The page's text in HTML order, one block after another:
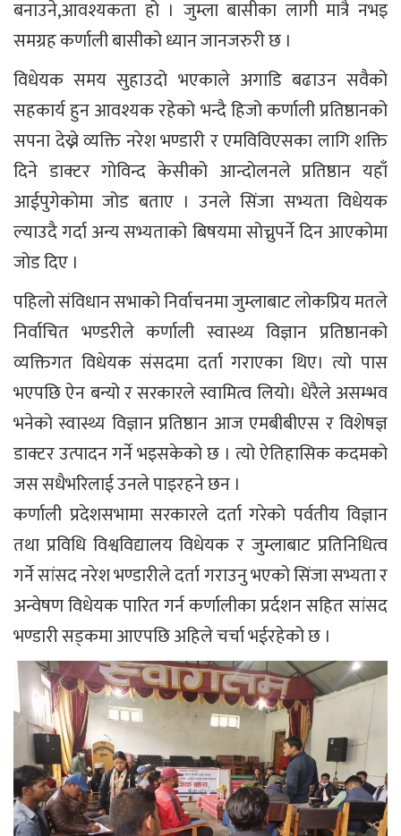
बनाउने,आवश्यकता हो । जुम्ला बासीका लागी मात्रै नभइ
समग्रह कर्णाली बासीको ध्यान जानजरुरी छ ।
विधेयक समय सुहाउदो भएकाले अगाडि बढाउन सवैको
सहकार्य हुन आवश्यक रहेको भन्दै हिजो कर्णाली प्रतिष्ठानको
सपना देख्ने व्यक्ति नरेश भण्डारी र एमविविएसका लागि शक्ति
दिने डाक्टर गोविन्द केसीको आन्दोलनले प्रतिष्ठान यहाँ
आईपुगेकोमा जोड बताए । उनले सिंजा सभ्यता विधेयक
ल्याउदै गर्दा अन्य सभ्यताको बिषयमा सोच्नुपर्ने दिन आएकोमा
जोड दिए ।
पहिलो संविधान सभाको निर्वाचनमा जुम्लाबाट लोकप्रिय मतले
निर्वाचित भण्डरीले कर्णाली स्वास्थ्य विज्ञान प्रतिष्ठानको
व्यक्तिगत विधेयक संसदमा दर्ता गराएका थिए। त्यो पास
भएपछि ऐन बन्यो र सरकारले स्वामित्व लियो। धेरैले असम्भव
भनेको स्वास्थ्य विज्ञान प्रतिष्ठान आज एमबीबीएस र विशेषज्ञ
डाक्टर उत्पादन गर्ने भइसकेको छ । त्यो ऐतिहासिक कदमको
जस सधैभरिलाई उनले पाइरहने छन ।
कर्णाली प्रदेशसभामा सरकारले दर्ता गरेको पर्वतीय विज्ञान
तथा प्रविधि विश्वविद्यालय विधेयक र जुम्लाबाट प्रतिनिधित्व
गर्ने सांसद नरेश भण्डारीले दर्ता गराउनु भएको सिंजा सभ्यता र
अन्वेषण विधेयक पारित गर्न कर्णालीका प्रर्दशन सहित सांसद
भण्डारी सड्कमा आएपछि अहिले चर्चा भईरहेको छ ।